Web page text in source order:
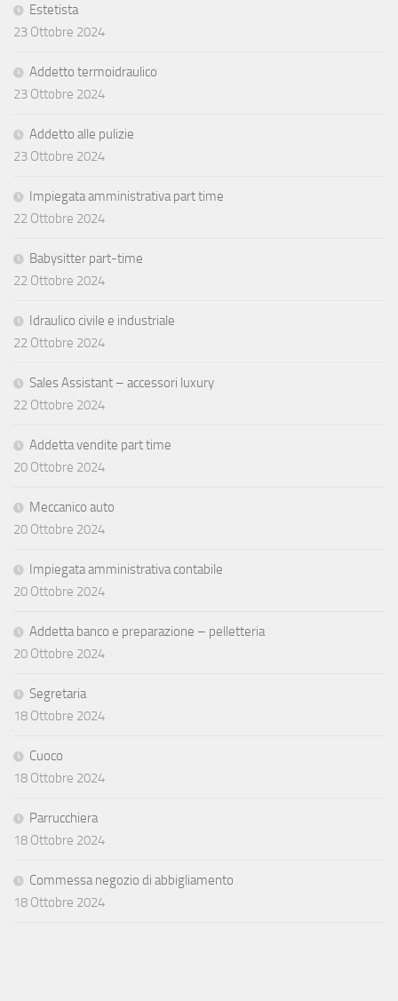
Estetista
23 Ottobre 2024
Addetto termoidraulico
23 Ottobre 2024
Addetto alle pulizie
23 Ottobre 2024
Impiegata amministrativa part time
22 Ottobre 2024
Babysitter part-time
22 Ottobre 2024
Idraulico civile e industriale
22 Ottobre 2024
Sales Assistant – accessori luxury
22 Ottobre 2024
Addetta vendite part time
20 Ottobre 2024
Meccanico auto
20 Ottobre 2024
Impiegata amministrativa contabile
20 Ottobre 2024
Addetta banco e preparazione – pelletteria
20 Ottobre 2024
Segretaria
18 Ottobre 2024
Cuoco
18 Ottobre 2024
Parrucchiera
18 Ottobre 2024
Commessa negozio di abbigliamento
18 Ottobre 2024